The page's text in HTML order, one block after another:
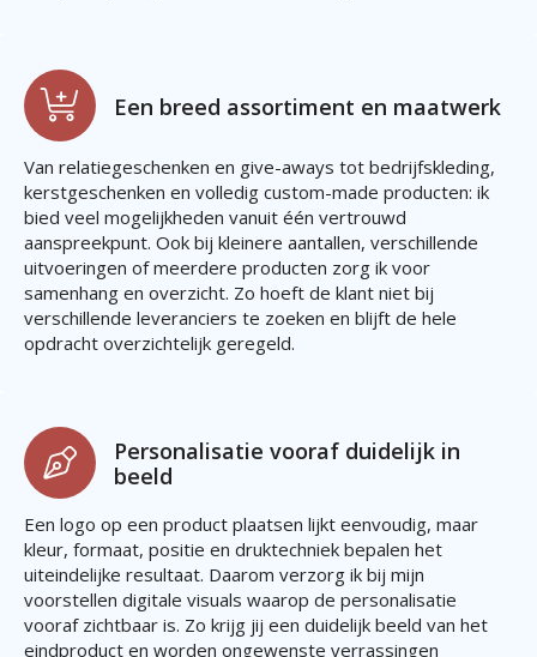
Een breed assortiment en maatwerk
Van relatiegeschenken en give-aways tot bedrijfskleding,
kerstgeschenken en volledig custom-made producten: ik
bied veel mogelijkheden vanuit één vertrouwd
aanspreekpunt. Ook bij kleinere aantallen, verschillende
uitvoeringen of meerdere producten zorg ik voor
samenhang en overzicht. Zo hoeft de klant niet bij
verschillende leveranciers te zoeken en blijft de hele
opdracht overzichtelijk geregeld.
Personalisatie vooraf duidelijk in
beeld
Een logo op een product plaatsen lijkt eenvoudig, maar
kleur, formaat, positie en druktechniek bepalen het
uiteindelijke resultaat. Daarom verzorg ik bij mijn
voorstellen digitale visuals waarop de personalisatie
vooraf zichtbaar is. Zo krijg jij een duidelijk beeld van het
eindproduct en worden ongewenste verrassingen